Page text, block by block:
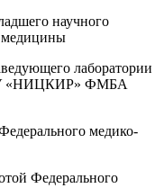
научного
медицины
лаборатории
«НИЦКИР» ФМБА
медико-
Федерального